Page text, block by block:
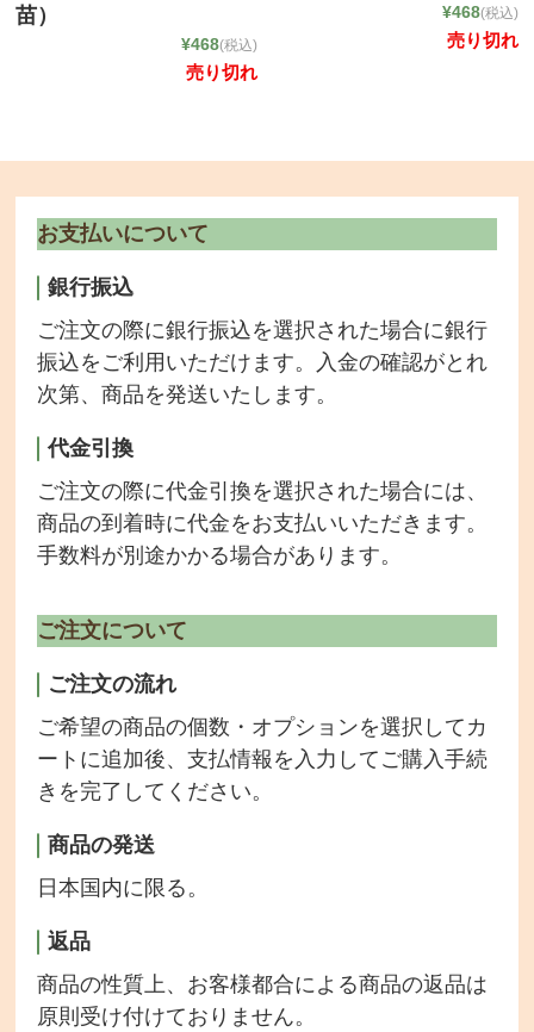
商品一覧
チェーンポット播種サービス
取り扱い商品・メーカー
希釈情報
会社情報
苗）
¥468(税込)
売り切れ
¥468(税込)
売り切れ
お支払いについて
銀行振込
ご注文の際に銀行振込を選択された場合に銀行
振込をご利用いただけます。入金の確認がとれ
次第、商品を発送いたします。
代金引換
ご注文の際に代金引換を選択された場合には、
商品の到着時に代金をお支払いいただきます。
手数料が別途かかる場合があります。
ご注文について
ご注文の流れ
ご希望の商品の個数・オプションを選択してカ
ートに追加後、支払情報を入力してご購入手続
きを完了してください。
商品の発送
日本国内に限る。
返品
商品の性質上、お客様都合による商品の返品は
原則受け付けておりません。